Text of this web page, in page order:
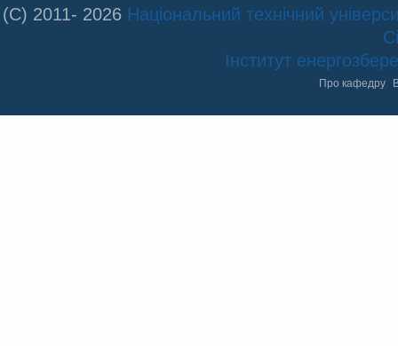
(C) 2011- 2026 Національний технічний
Інститут
Про кафедру